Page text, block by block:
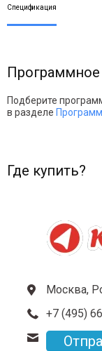
Спецификация
Подберите
в разделе
Где купить?
Москва,
+7 (495)